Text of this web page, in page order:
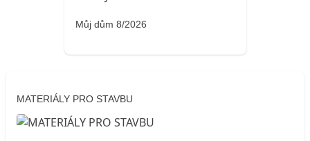
Můj dům 8/2026
MATERIÁLY PRO STAVBU